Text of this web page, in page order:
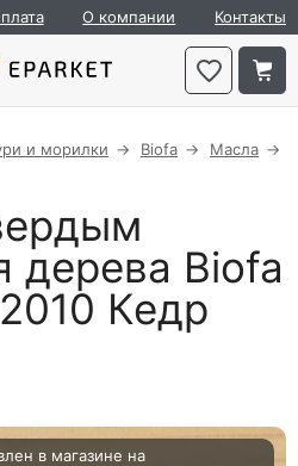
О компании Контакты
и морилки Biofa
Масла
дерева Biofa
Кедр
в магазине на